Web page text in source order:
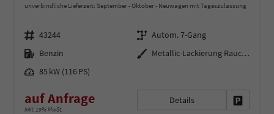
unverbindliche Lieferzeit: September - Oktober Neuwagen mit Tageszulassung
Fahrzeugnr. 43244 Getriebe Autom. 7-Gang
Kraftstoff Benzin Außenfarbe
Metallic-Lackierung Rauch-Grau
Leistung 85 kW (116 PS)
auf Anfrage
inkl. 19% MwSt.
Details